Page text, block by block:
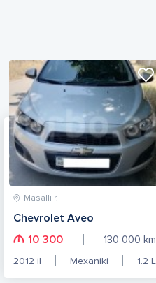
Masallı r.
Chevrolet Aveo
10 300
130 000 km
2012 il Mexaniki 1.2 L